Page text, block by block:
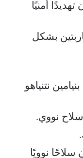
تهديدًا أمنيًا
بشكل
نتنياهو
سلاح نووي.
سلاحًا نوويًا